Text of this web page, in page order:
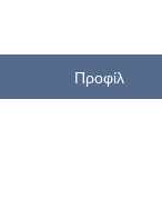
Προφίλ